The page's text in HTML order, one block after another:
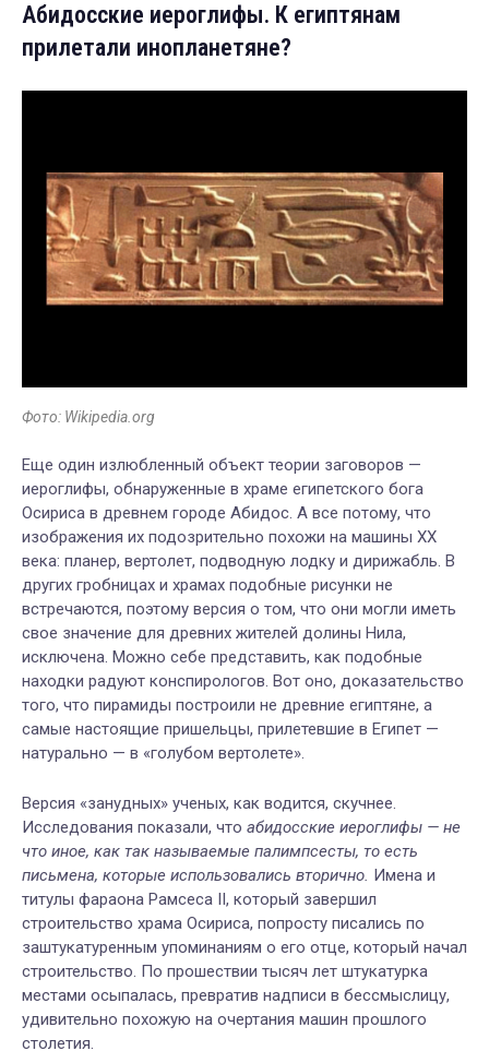
Абидосские иероглифы. К египтянам
прилетали инопланетяне?
Фото: Wikipedia.org
Еще один излюбленный объект теории заговоров —
иероглифы, обнаруженные в храме египетского бога
Осириса в древнем городе Абидос. А все потому, что
изображения их подозрительно похожи на машины XX
века: планер, вертолет, подводную лодку и дирижабль. В
других гробницах и храмах подобные рисунки не
встречаются, поэтому версия о том, что они могли иметь
свое значение для древних жителей долины Нила,
исключена. Можно себе представить, как подобные
находки радуют конспирологов. Вот оно, доказательство
того, что пирамиды построили не древние египтяне, а
самые настоящие пришельцы, прилетевшие в Египет —
натурально — в «голубом вертолете».
Версия «занудных» ученых, как водится, скучнее.
Исследования показали, что абидосские иероглифы — не
что иное, как так называемые палимпсесты, то есть
письмена, которые использовались вторично. Имена и
титулы фараона Рамсеса II, который завершил
строительство храма Осириса, попросту писались по
заштукатуренным упоминаниям о его отце, который начал
строительство. По прошествии тысяч лет штукатурка
местами осыпалась, превратив надписи в бессмыслицу,
удивительно похожую на очертания машин прошлого
столетия.